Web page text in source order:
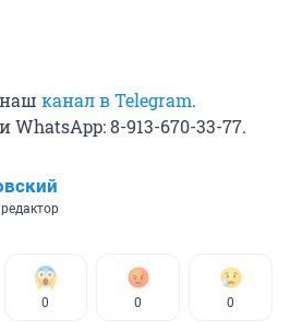
канал в Telegram.
8-913-670-33-77.
0 0 0